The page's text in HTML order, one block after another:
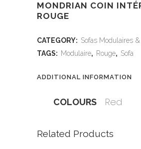
MONDRIAN COIN
ROUGE
CATEGORY: Sofas Modulaires
TAGS: Modulaire, Rouge, Sofa
ADDITIONAL INFORMATION
COLOURS Red
Related Products